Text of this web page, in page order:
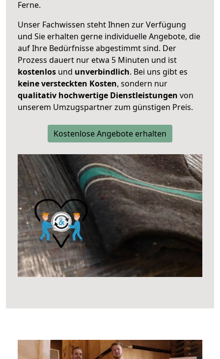
Ferne.
Unser Fachwissen steht Ihnen zur Verfügung
und Sie erhalten gerne individuelle Angebote, die
auf Ihre Bedürfnisse abgestimmt sind. Der
Prozess dauert nur etwa 5 Minuten und ist
kostenlos und unverbindlich. Bei uns gibt es
keine versteckten Kosten, sondern nur
qualitativ hochwertige Dienstleistungen von
unserem Umzugspartner zum günstigen Preis.
Kostenlose Angebote erhalten